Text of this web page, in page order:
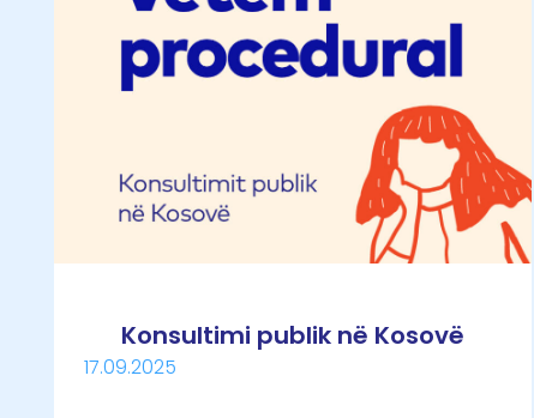
Konsultimi publik në Kosovë
17.09.2025